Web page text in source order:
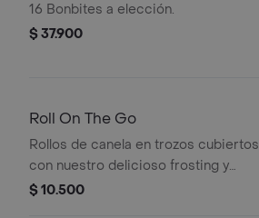
16 Bonbites a elección.
$ 37.900
Roll On The Go
Rollos de canela en trozos cubiertos
con nuestro delicioso frosting y
topping de caramelo. Recuerda
$ 10.500